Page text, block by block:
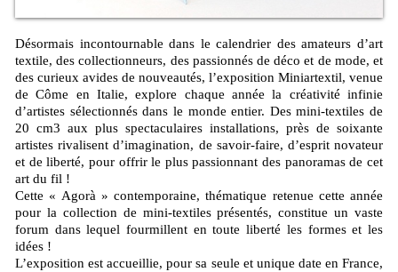
Désormais incontournable dans le calendrier des amateurs d’art
textile, des collectionneurs, des passionnés de déco et de mode, et
des curieux avides de nouveautés, l’exposition Miniartextil, venue
de Côme en Italie, explore chaque année la créativité infinie
d’artistes sélectionnés dans le monde entier. Des mini-textiles de
20 cm3 aux plus spectaculaires installations, près de soixante
artistes rivalisent d’imagination, de savoir-faire, d’esprit novateur
et de liberté, pour offrir le plus passionnant des panoramas de cet
art du fil !
Cette « Agorà » contemporaine, thématique retenue cette année
pour la collection de mini-textiles présentés, constitue un vaste
forum dans lequel fourmillent en toute liberté les formes et les
idées !
L’exposition est accueillie, pour sa seule et unique date en France,